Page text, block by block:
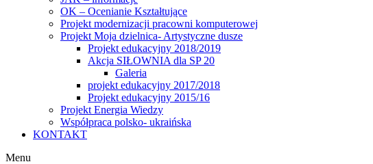
OK – Ocenianie Kształtujące
Projekt modernizacji pracowni komputerowej
Projekt Moja dzielnica- Artystyczne dusze
Projekt edukacyjny 2018/2019
Akcja SIŁOWNIA dla SP 20
Galeria
projekt edukacyjny 2017/2018
Projekt edukacyjny 2015/16
Projekt Energia Wiedzy
Współpraca polsko- ukraińska
KONTAKT
Menu